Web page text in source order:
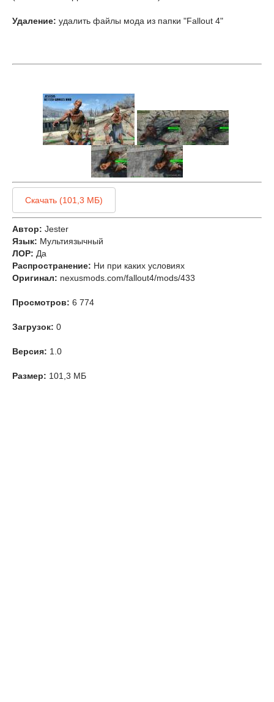
Удаление: удалить файлы мода из папки "Fallout 4"
Скачать (101,3 МБ)
Автор: Jester
Язык: Мультиязычный
ЛОР: Да
Распространение: Ни при каких условиях
Оригинал: nexusmods.com/fallout4/mods/433
Просмотров: 6 774
Загрузок: 0
Версия: 1.0
Размер: 101,3 МБ